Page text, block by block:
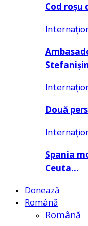
Cod roșu
Două
Spania
Ceuta…
Donează
Română
Română